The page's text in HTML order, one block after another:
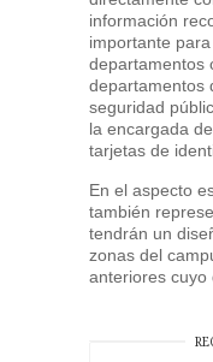
información
importante
departamentos
departamentos
seguridad
la encargada
tarjetas de
En el aspecto
también
tendrán un
zonas del
anteriores cuyo